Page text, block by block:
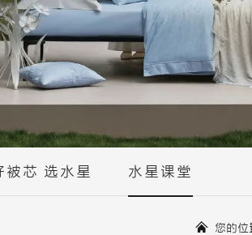
被芯 选水星 水星课堂
您的位